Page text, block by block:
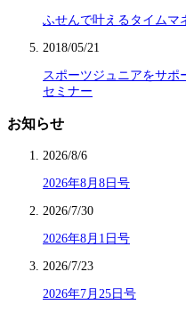
ふせんで叶えるタイムマ
2018/05/21
スポーツジュニアをサ
セミナー
お知らせ
2026/8/6
2026年8月8日号
2026/7/30
2026年8月1日号
2026/7/23
2026年7月25日号